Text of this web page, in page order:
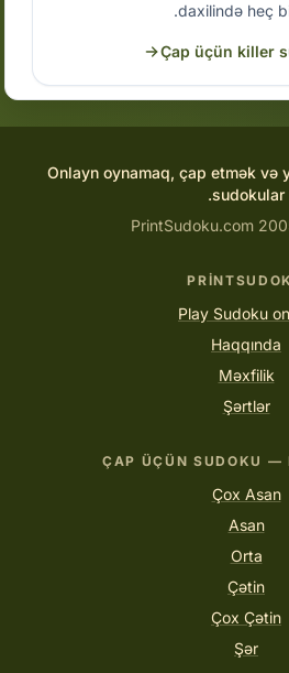
daxilində heç
Çap üçün killer
Onlayn oynamaq, çap etmək və
sudokular.
Play Sudoku
Haqqında
Məxfilik
Şərtlər
ÇAP ÜÇÜN SUDOKU —
Çox Asan
Asan
Orta
Çətin
Çox Çətin
Şər